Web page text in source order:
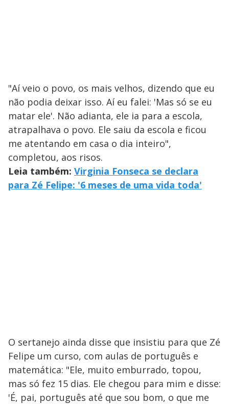
"Aí veio o povo, os mais velhos, dizendo que eu
não podia deixar isso. Aí eu falei: 'Mas só se eu
matar ele'. Não adianta, ele ia para a escola,
atrapalhava o povo. Ele saiu da escola e ficou
me atentando em casa o dia inteiro",
completou, aos risos.
Leia também: Virginia Fonseca se declara
para Zé Felipe: '6 meses de uma vida toda'
O sertanejo ainda disse que insistiu para que Zé
Felipe um curso, com aulas de português e
matemática: "Ele, muito emburrado, topou,
mas só fez 15 dias. Ele chegou para mim e disse:
'É, pai, português até que sou bom, o que me